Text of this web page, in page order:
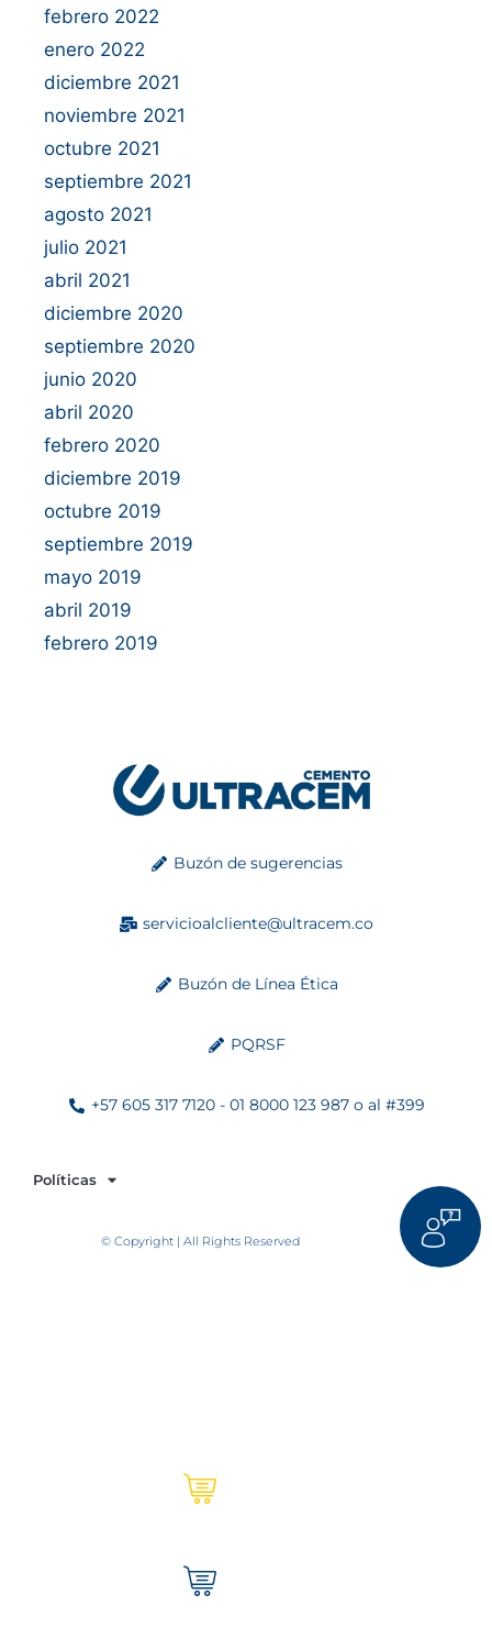
febrero 2022
enero 2022
diciembre 2021
noviembre 2021
octubre 2021
septiembre 2021
agosto 2021
julio 2021
abril 2021
diciembre 2020
septiembre 2020
junio 2020
abril 2020
febrero 2020
diciembre 2019
octubre 2019
septiembre 2019
mayo 2019
abril 2019
febrero 2019
Buzón de sugerencias
servicioalcliente@ultracem.co
Buzón de Línea Ética
PQRSF
+57 605 317 7120 - 01 8000 123 987 o al #399
Políticas
© Copyright | All Rights Reserved